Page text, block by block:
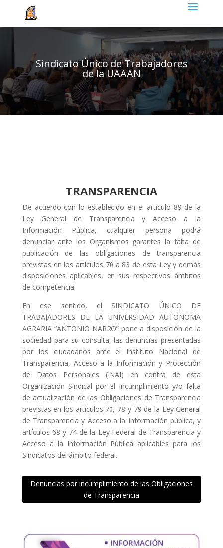
Sindicato Único de Trabajadores
de la UAAAN
TRANSPARENCIA
De acuerdo con lo establecido en el artículo 89 de la
Ley General de Transparencia y Acceso a la
Información Pública, cualquier persona podrá
denunciar ante los Organismos garantes la falta de
publicación de las obligaciones de transparencia
previstas en los artículos 70 a 83 de esta Ley y demás
disposiciones aplicables, en sus respectivos ámbitos
de competencia.
En ese sentido, el SINDICATO ÚNICO DE
TRABAJADORES DE LA UNIVERSIDAD AUTÓNOMA
AGRARIA “ANTONIO NARRO” pone a disposición de la
sociedad para su consulta, las denuncias presentadas
por los ciudadanos ante el Instituto Nacional de
Transparencia, Acceso a la Información y Protección
de Datos Personales (INAI) en contra de esta
Organización Sindical por el incumplimiento y/o falta
de actualización de las Obligaciones de Transparencia
previstas en los artículos 70, 78 y 79 de la Ley General
de Transparencia y Acceso a la Información pública, y
artículos 68 y 74 de la Ley Federal de Transparencia y
Acceso a la Información Pública aplicables para los
Sindicatos del ámbito federal.
Denuncias por incumplimiento de las Obligaciones
de Transparencia